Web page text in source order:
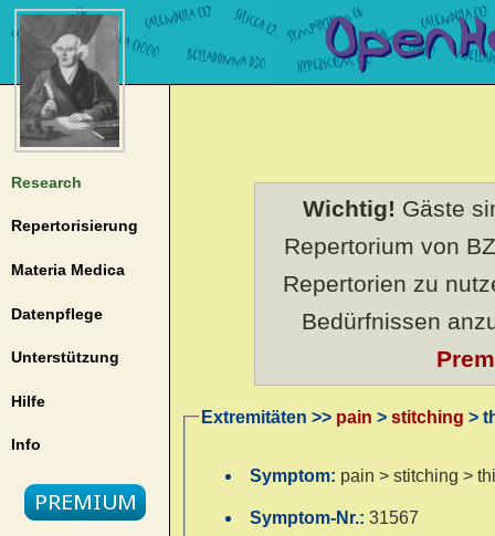
Research
Repertorisierung
Materia Medica
Datenpflege
Unterstützung
Hilfe
Info
Wichtig! Gäste
Repertorium von
Repertorien zu
Bedürfnissen
Extremitäten >> pain > stitching >
Symptom: pain > stitching >
Symptom-Nr.:31567